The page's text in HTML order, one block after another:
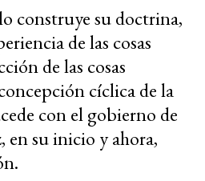
construye su doctrina,
de las cosas
de las cosas
cíclica de la
con el gobierno de
en su inicio y ahora,